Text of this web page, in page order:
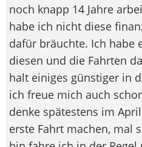
noch knapp 14 Jahre
habe ich nicht diese
dafür bräuchte. Ich habe
diesen und die Fahrten
halt einiges günstiger in
ich freue mich auch
denke spätestens im
erste Fahrt machen, mal